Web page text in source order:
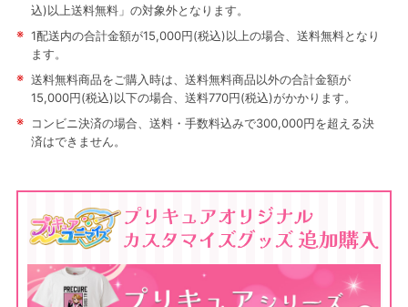
込)以上送料無料」の対象外となります。
※ 1配送内の合計金額が15,000円(税込)以上の場合、送料無料となり
ます。
※ 送料無料商品をご購入時は、送料無料商品以外の合計金額が
15,000円(税込)以下の場合、送料770円(税込)がかかります。
※
コンビニ決済の場合、送料・手数料込みで300,000円を超える決
済はできません。